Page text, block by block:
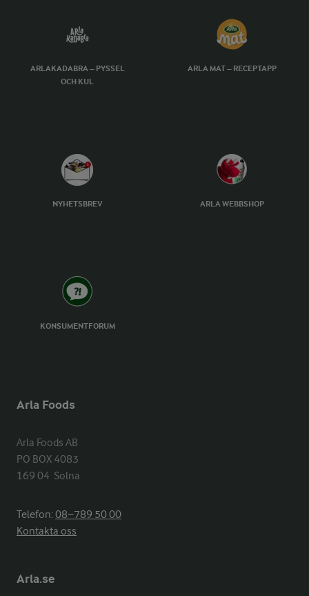
ARLAKADABRA – PYSSEL
OCH KUL
ARLA MAT – RECEPTAPP
NYHETSBREV ARLA WEBBSHOP
KONSUMENTFORUM
Arla Foods
Arla Foods AB
PO BOX 4083
169 04  Solna
Telefon:08−789 50 00
Kontakta oss
Arla.se